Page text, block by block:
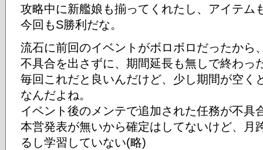
攻略中に新艦娘も揃ってくれたし、アイテム
今回もS勝利だな。
流石に前回のイベントがボロボロだったから
不具合を出さずに、期間延長も無しで終わっ
毎回これだと良いんだけど、少し期間が空く
なんだよね。
イベント後のメンテで追加された任務が不具
本営発表が無いから確定はしてないけど、月
るし学習していない(略)